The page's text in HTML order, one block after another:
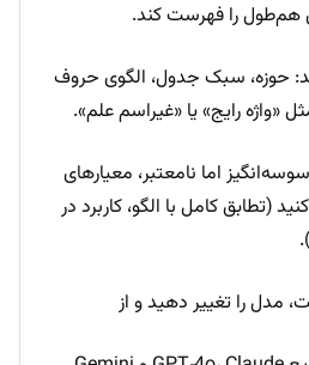
هم‌طول را فهرست کند.
حوزه، سبک جدول، الگوی حروف
رایج» یا «غیر‌اسم علم».
اما نامعتبر، معیارهای
(تطابق کامل با الگو، کاربرد در
مدل را تغییر دهید و از